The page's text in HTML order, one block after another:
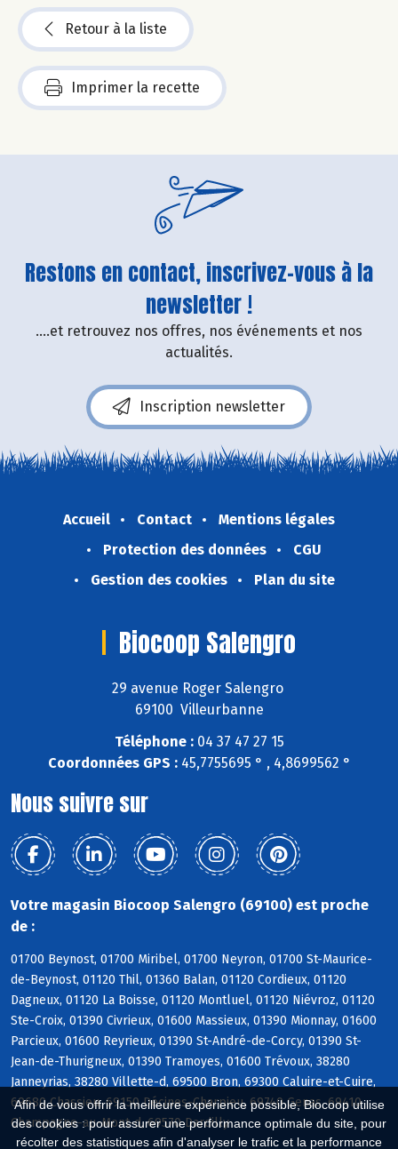
Afin de vous offrir la meilleure expérience possible, Biocoop utilise
des cookies : pour assurer une performance optimale du site, pour
récolter des statistiques afin d'analyser le trafic et la performance
Retour à la liste
Imprimer la recette
Restons en contact, inscrivez-vous à la
newsletter !
....et retrouvez nos offres, nos événements et nos
actualités.
Inscription newsletter
Accueil Contact
Mentions légales
Protection des données
CGU
Gestion des cookies
Plan du site
Biocoop Salengro
29 avenue Roger Salengro
69100 Villeurbanne
Téléphone :04 37 47 27 15
Coordonnées GPS :45,7755695 ° , 4,8699562 °
Nous suivre sur
Votre magasin Biocoop Salengro (69100) est proche
de :
01700 Beynost, 01700 Miribel, 01700 Neyron, 01700 St-Maurice-
de-Beynost, 01120 Thil, 01360 Balan, 01120 Cordieux, 01120
Dagneux, 01120 La Boisse, 01120 Montluel, 01120 Niévroz, 01120
Ste-Croix, 01390 Civrieux, 01600 Massieux, 01390 Mionnay, 01600
Parcieux, 01600 Reyrieux, 01390 St-André-de-Corcy, 01390 St-
Jean-de-Thurigneux, 01390 Tramoyes, 01600 Trévoux, 38280
Janneyrias, 38280 Villette-d, 69500 Bron, 69300 Caluire-et-Cuire,
69680 Chassieu, 69150 Décines-Charpieu, 69740 Genas, 69410
Champagne-au-Mont-d, 69570 Dardilly